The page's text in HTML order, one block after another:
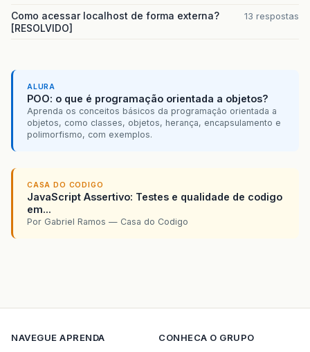
Como acessar localhost de forma externa?
[RESOLVIDO]
13 respostas
ALURA
POO: o que é programação orientada a objetos?
Aprenda os conceitos básicos da programação orientada a
objetos, como classes, objetos, herança, encapsulamento e
polimorfismo, com exemplos.
CASA DO CODIGO
JavaScript Assertivo: Testes e qualidade de codigo
em...
Por Gabriel Ramos — Casa do Codigo
NAVEGUE APRENDA CONHECA O GRUPO